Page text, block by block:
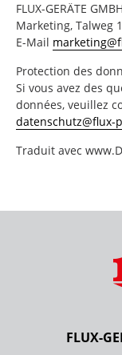
FLUX-GERÄTE GMBH
Marketing, Talweg
E-Mail
Protection des
Si vous avez des
données, veuillez
datenschutz@flux-
Traduit avec
FLUX-